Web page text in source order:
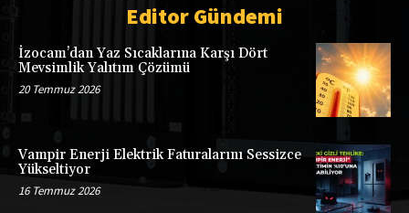
Editor Gündemi
İzocam’dan Yaz Sıcaklarına Karşı Dört
Mevsimlik Yalıtım Çözümü
20 Temmuz 2026
Vampir Enerji Elektrik Faturalarını Sessizce
Yükseltiyor
16 Temmuz 2026